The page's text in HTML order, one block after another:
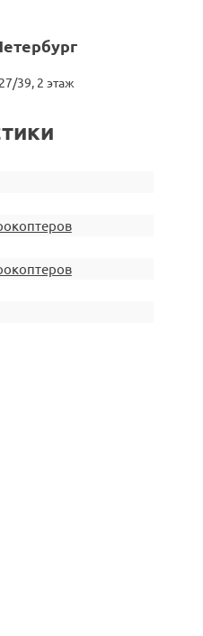
39, 2 этаж